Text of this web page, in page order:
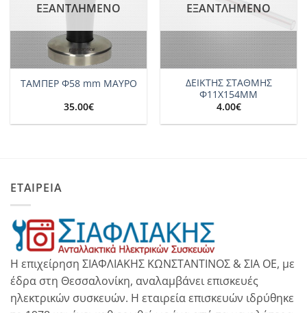
ΕΞΑΝΤΛΗΜΈΝΟ
ΤΑΜΠΕΡ Φ58 mm ΜΑΥΡΟ
35.00€
ΕΞΑΝΤΛΗΜΈΝΟ
ΔΕΙΚΤΗΣ ΣΤΑΘΜΗΣ
Φ11Χ154ΜΜ
4.00€
ΕΤΑΙΡΕΙΑ
Η επιχείρηση ΣΙΑΦΛΙΑΚΗΣ ΚΩΝΣΤΑΝΤΙΝΟΣ & ΣΙΑ ΟΕ, με
έδρα στη Θεσσαλονίκη, αναλαμβάνει επισκευές
ηλεκτρικών συσκευών. Η εταιρεία επισκευών ιδρύθηκε